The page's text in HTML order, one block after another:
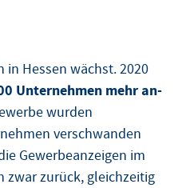
in Hessen wächst. 2020
Unternehmen mehr an-
wurden
verschwanden
Gewerbeanzeigen im
zwar zurück, gleichzeitig